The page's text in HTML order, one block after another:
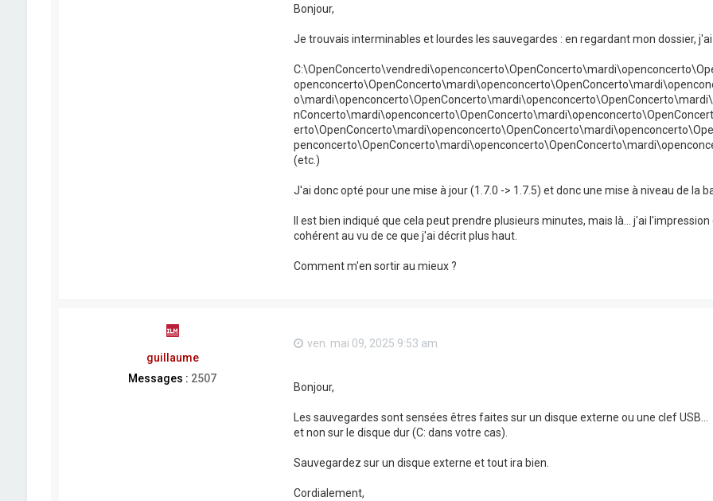
Bonjour,
Je trouvais interminables et lourdes les sauvegardes : en regardant mon dossier,
(etc.)
J'ai donc opté pour une mise à jour (1.7.0 -> 1.7.5) et donc une mise à niveau de la
Il est bien indiqué que cela peut prendre plusieurs minutes, mais là... j'ai
cohérent au vu de ce que j'ai décrit plus haut.
Comment m'en sortir au mieux ?
guillaume
Messages : 2507
ven. mai 09, 2025 9:53 am
Bonjour,
Les sauvegardes sont sensées êtres faites sur un disque externe ou une clef USB...
et non sur le disque dur (C: dans votre cas).
Sauvegardez sur un disque externe et tout ira bien.
Cordialement,